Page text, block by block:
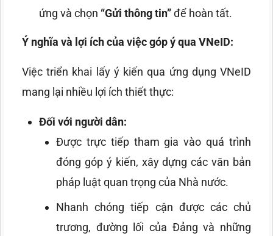
ứng và chọn “Gửi thông tin”để hoàn tất.
Ý nghĩa và lợi ích của việc góp ý qua VNeID:
Việc triển khai lấy ý kiến qua ứng dụng VNeID
mang lại nhiều lợi ích thiết thực:
Đối với người dân:
Được trực tiếp tham gia vào quá trình
đóng góp ý kiến, xây dựng các văn bản
pháp luật quan trọng của Nhà nước.
Nhanh chóng tiếp cận được các chủ
trương, đường lối của Đảng và những